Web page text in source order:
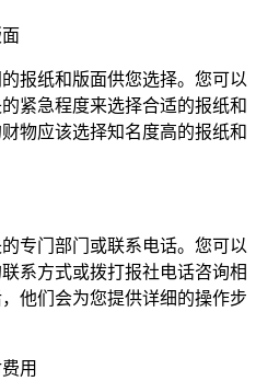
报纸和版面供您选择。您可以
紧急程度来选择合适的报纸和
物应该选择知名度高的报纸和
专门部门或联系电话。您可以
系方式或拨打报社电话咨询相
他们会为您提供详细的操作步
用